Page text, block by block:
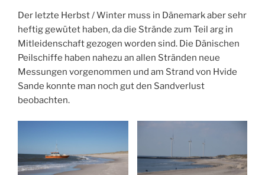
Der letzte Herbst / Winter muss in Dänemark aber sehr
heftig gewütet haben, da die Strände zum Teil arg in
Mitleidenschaft gezogen worden sind. Die Dänischen
Peilschiffe haben nahezu an allen Stränden neue
Messungen vorgenommen und am Strand von Hvide
Sande konnte man noch gut den Sandverlust
beobachten.